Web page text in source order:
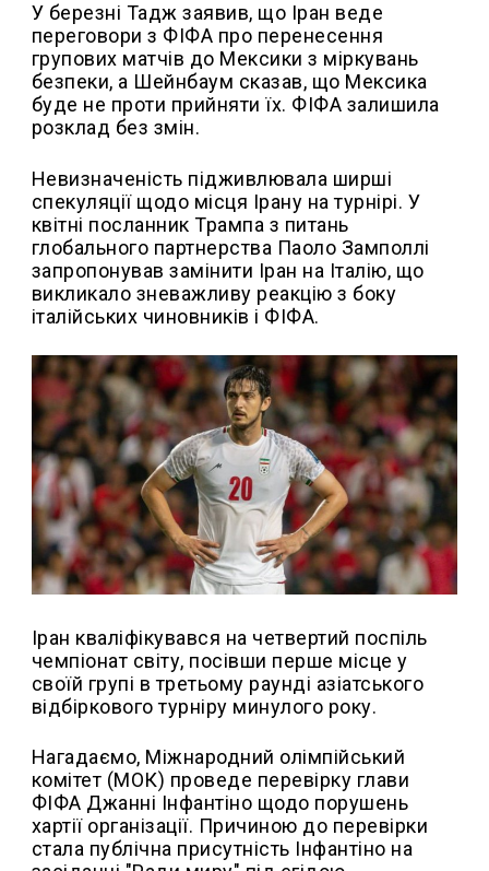
У березні Тадж заявив, що Іран веде
переговори з ФІФА про перенесення
групових матчів до Мексики з міркувань
безпеки, а Шейнбаум сказав, що Мексика
буде не проти прийняти їх. ФІФА залишила
розклад без змін.
Невизначеність підживлювала ширші
спекуляції щодо місця Ірану на турнірі. У
квітні посланник Трампа з питань
глобального партнерства Паоло Замполлі
запропонував замінити Іран на Італію, що
викликало зневажливу реакцію з боку
італійських чиновників і ФІФА.
Іран кваліфікувався на четвертий поспіль
чемпіонат світу, посівши перше місце у
своїй групі в третьому раунді азіатського
відбіркового турніру минулого року.
Нагадаємо, Міжнародний олімпійський
комітет (МОК) проведе перевірку глави
ФІФА Джанні Інфантіно щодо порушень
хартії організації. Причиною до перевірки
стала публічна присутність Інфантіно на